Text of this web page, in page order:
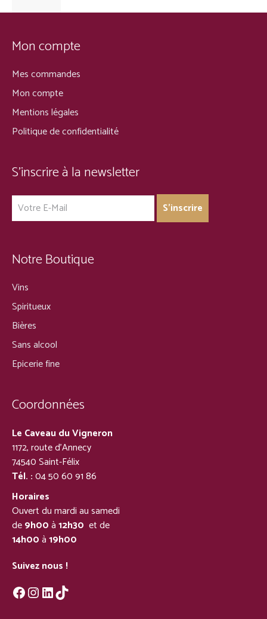
Mon compte
Mes commandes
Mon compte
Mentions légales
Politique de confidentialité
S’inscrire à la newsletter
Notre Boutique
Vins
Spiritueux
Bières
Sans alcool
Epicerie fine
Coordonnées
Le Caveau du Vigneron
1172, route d’Annecy
74540 Saint-Félix
Tél. :04 50 60 91 86
Horaires
Ouvert du mardi au samedi
de9h00à12h30 et de
14h00à19h00
Suivez nous !
Facebook
Instagram
LinkedIn
TikTok